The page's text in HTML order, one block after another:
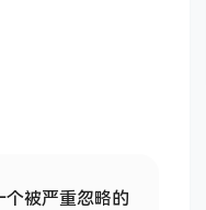
被严重忽略的